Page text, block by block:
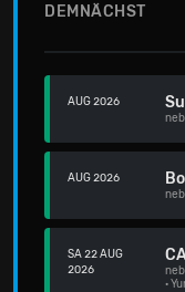
DEMNÄCHST
AUG 2026
AUG 2026
SA 22 AUG
2026
·